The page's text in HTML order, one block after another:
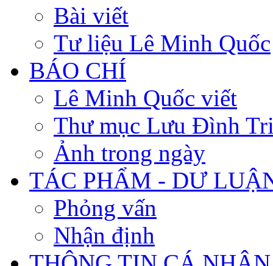
Bài viết
Tư liệu Lê Minh Quốc
BÁO CHÍ
Lê Minh Quốc viết
Thư mục Lưu Đình
Ảnh trong ngày
TÁC PHẨM - DƯ
Phỏng vấn
Nhận định